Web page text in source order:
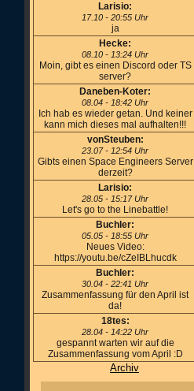
Larisio:
17.10 - 20:55 Uhr
ja
Hecke:
08.10 - 13:24 Uhr
Moin, gibt es einen Discord oder TS
server?
Daneben-Koter:
08.04 - 18:42 Uhr
Ich hab es wieder getan. Und keiner
kann mich dieses mal aufhalten!!!
vonSteuben:
23.07 - 12:54 Uhr
Gibts einen Space Engineers Server
derzeit?
Larisio:
28.05 - 15:17 Uhr
Let's go to the Linebattle!
Buchler:
05.05 - 18:55 Uhr
Neues Video:
https://youtu.be/cZeIBLhucdk
Buchler:
30.04 - 22:41 Uhr
Zusammenfassung für den April ist
da!
18tes:
28.04 - 14:22 Uhr
gespannt warten wir auf die
Zusammenfassung vom April :D
Archiv